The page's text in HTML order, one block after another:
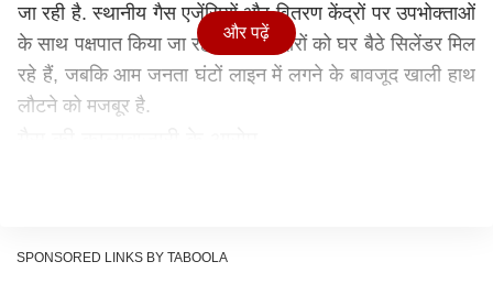
जा रही है. स्थानीय गैस एजेंसियों और वितरण केंद्रों पर उपभोक्ताओं
के साथ पक्षपात किया जा रहा है. रसूखदारों को घर बैठे सिलेंडर मिल
रहे हैं, जबकि आम जनता घंटों लाइन में लगने के बावजूद खाली हाथ
लौटने को मजबूर है.
रसूखदारों और ऊंची पहुंच वालों को पिछले दरवाजे से सिलेंडर मुहैया
और पढ़ें
SPONSORED LINKS BY TABOOLA